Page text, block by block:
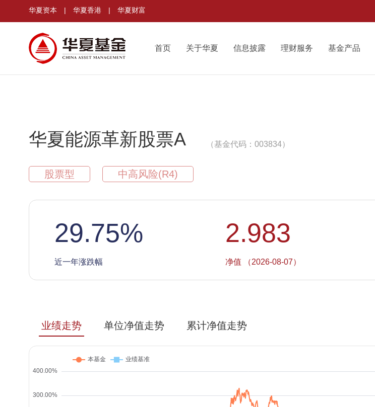
华夏资本 | 华夏香港 | 华夏财富
首页 关于华夏 信息披露 理财服务 基金产品
华夏能源革新股票A （基金代码：003834）
股票型 中高风险(R4)
29.75%
近一年涨跌幅
2.983
净值 （2026-08-07）
业绩走势 单位净值走势
累计净值走势